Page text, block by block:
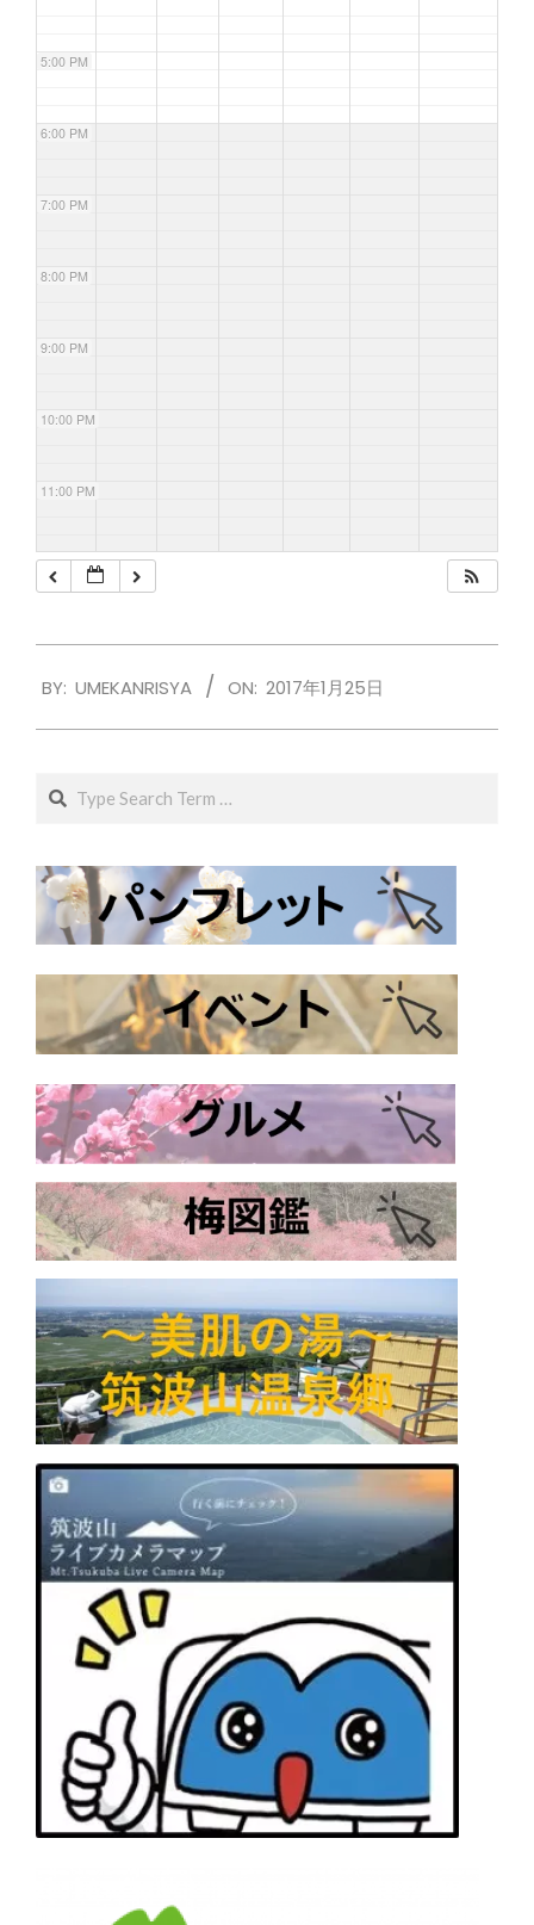
5:00 PM
6:00 PM
7:00 PM
8:00 PM
9:00 PM
10:00 PM
11:00 PM
01-
BY: UMEKANRISYA ON: 2017年1月25日
Search